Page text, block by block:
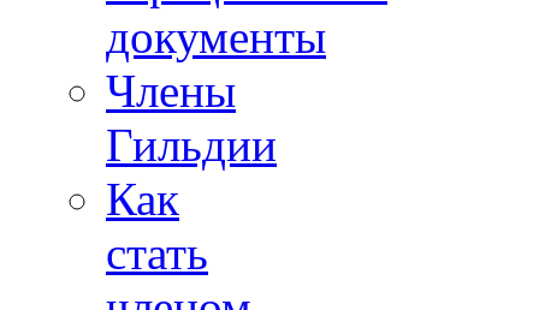
документы
Члены
Гильдии
Как
стать